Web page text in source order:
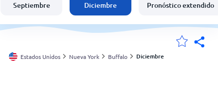
España
Argentina
Septiembre Diciembre Pronóstico extendido
Estados Unidos Nueva York Buffalo Diciembre